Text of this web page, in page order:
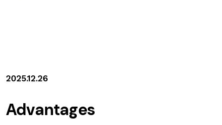
2025.12.26
Advantages